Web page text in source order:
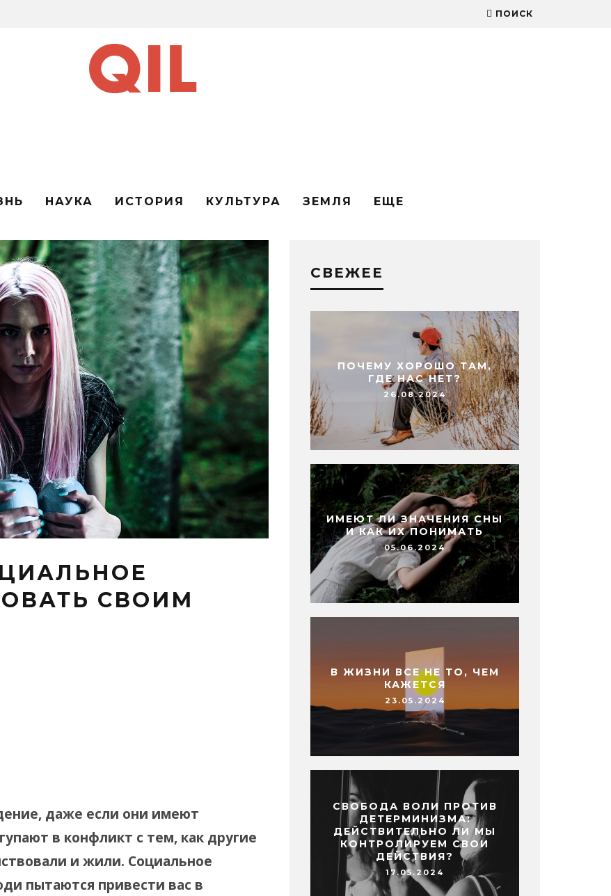
ПОИСК
НАУКА ИСТОРИЯ КУЛЬТУРА ЗЕМЛЯ ЕЩЕ
СВОИМ
даже если они имеют
в конфликт с тем, как другие
и жили. Социальное
пытаются привести вас в
СВЕЖЕЕ
ПОЧЕМУ ХОРОШО ТАМ,
ГДЕ НАС НЕТ?
26.08.2024
ИМЕЮТ ЛИ ЗНАЧЕНИЯ СНЫ
И КАК ИХ ПОНИМАТЬ
05.06.2024
В ЖИЗНИ ВСЕ НЕ ТО, ЧЕМ
КАЖЕТСЯ
23.05.2024
СВОБОДА ВОЛИ ПРОТИВ
ДЕТЕРМИНИЗМА:
ДЕЙСТВИТЕЛЬНО ЛИ МЫ
КОНТРОЛИРУЕМ СВОИ
ДЕЙСТВИЯ?
17.05.2024